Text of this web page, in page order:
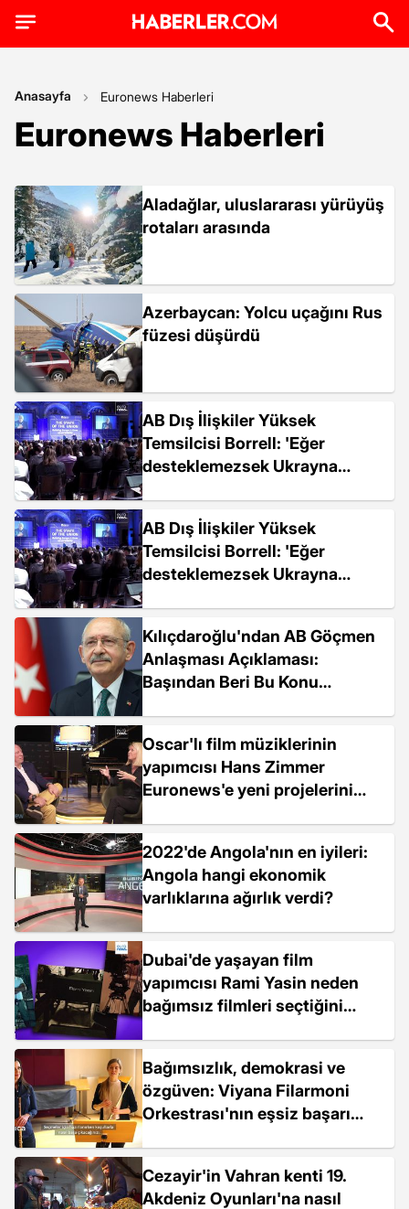
Anasayfa Euronews Haberleri
Euronews Haberleri
Aladağlar, uluslararası yürüyüş
rotaları arasında
Azerbaycan: Yolcu uçağını Rus
füzesi düşürdü
AB Dış İlişkiler Yüksek
Temsilcisi Borrell: 'Eğer
desteklemezsek Ukrayna
AB Dış İlişkiler Yüksek
Temsilcisi Borrell: 'Eğer
desteklemezsek Ukrayna
Kılıçdaroğlu'ndan AB Göçmen
Anlaşması Açıklaması:
Başından Beri Bu Konu
Oscar'lı film müziklerinin
yapımcısı Hans Zimmer
Euronews'e yeni projelerini
2022'de Angola'nın en iyileri:
Angola hangi ekonomik
varlıklarına ağırlık verdi?
Dubai'de yaşayan film
yapımcısı Rami Yasin neden
bağımsız filmleri seçtiğini
Bağımsızlık, demokrasi ve
özgüven: Viyana Filarmoni
Orkestrası'nın eşsiz başarı
Cezayir'in Vahran kenti 19.
Akdeniz Oyunları'na nasıl